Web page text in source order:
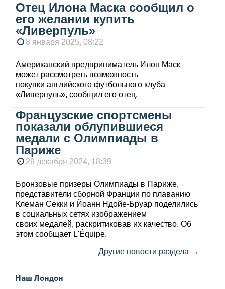
Отец Илона Маска сообщил о
его желании купить
«Ливерпуль»
8 января 2025, 08:22
Американский предприниматель Илон Маск
может рассмотреть возможность
покупки английского футбольного клуба
«Ливерпуль», сообщил его отец.
Французские спортсмены
показали облупившиеся
медали с Олимпиады в
Париже
29 декабря 2024, 18:39
Бронзовые призеры Олимпиады в Париже,
представители сборной Франции по плаванию
Клеман Секки и Йоанн Ндойе-Бруар поделились
в социальных сетях изображением
своих медалей, раскритиковав их качество. Об
этом сообщает L'Équipe.
Другие новости раздела →
Наш Лондон